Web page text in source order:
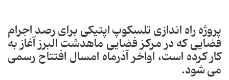
پروژه راه اندازی تلسکوپ اپتیکی برای رصد اجرام
فضایی که در مرکز فضایی ماهدشت البرز آغاز به
کار کرده است، اواخر آذرماه امسال افتتاح رسمی
می شود.